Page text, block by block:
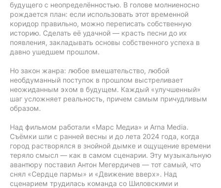
будущего с неопределённостью. В голове молниеносно
рождается план: если использовать этот временной
коридор правильно, можно переписать собственную
историю. Сделать её удачной — красть песни до их
появления, закладывать основы собственного успеха в
давно ушедшем прошлом.
Но закон жанра: любое вмешательство, любой
необдуманный поступок в прошлом выстреливает
неожиданным эхом в будущем. Каждый «улучшенный»
шаг усложняет реальность, причем самым причудливым
образом.
Над фильмом работали «Марс Медиа» и Arna Media.
Съёмки шли с ранней весны и до лета 2024 года, когда
город растворялся в знойной дымке и ощущение времени
теряло смысл — как в самом сценарии. Эту музыкальную
авантюру поставил Антон Мегердичев — тот самый, что
снял «Сердце пармы» и «Движение вверх». Над
сценарием трудилась команда со Шиловскими и